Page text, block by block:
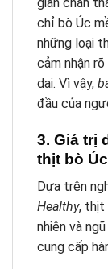
chỉ bò Úc
những loại
cảm nhận
dai. Vì vậy,
đầu của
3. Giá trị
thịt bò
Dựa trên
Healthy, thịt
nhiên và
cung cấp